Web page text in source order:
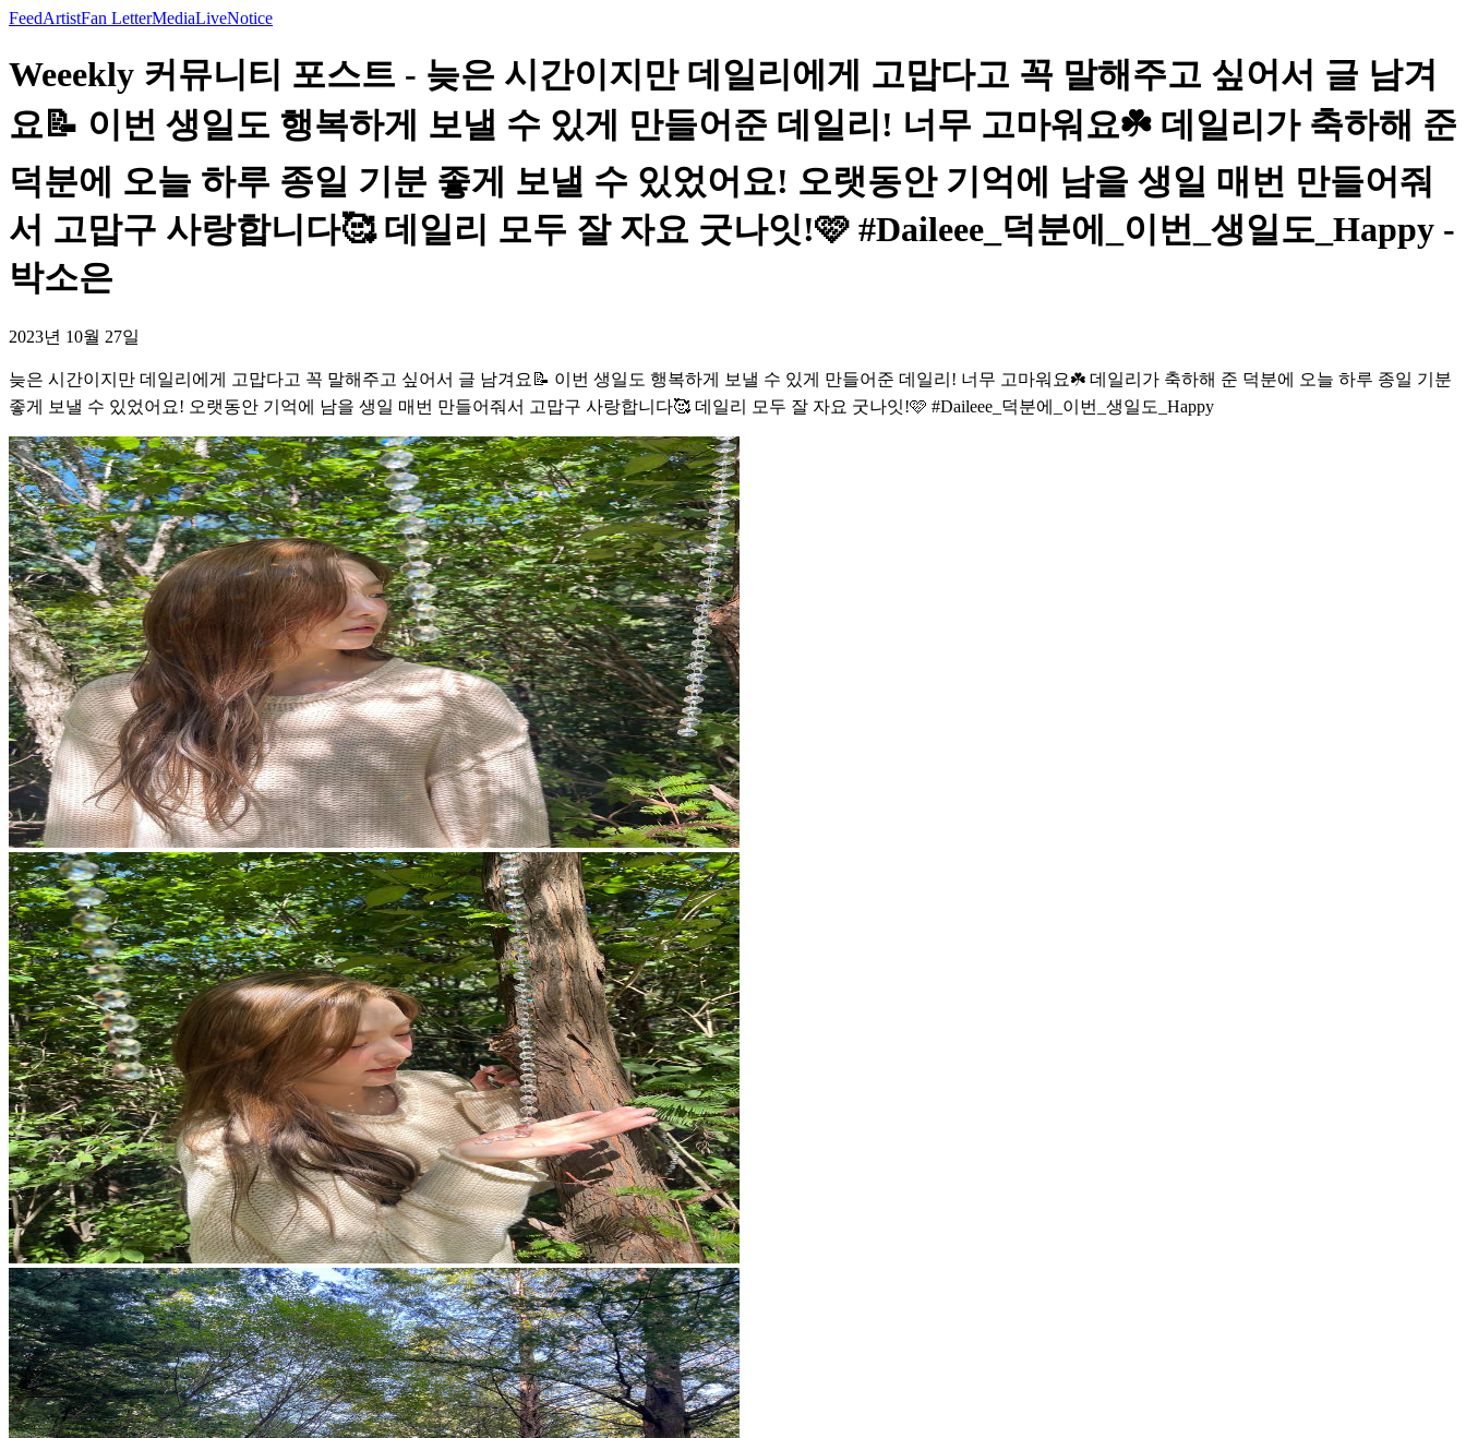
FeedArtistFan LetterMediaLiveNotice
Weeekly 커뮤니티 포스트 - 늦은 시간이지만 데일리에게 고맙다고 꼭 말해주고 싶어서 글 남겨
요📝 이번 생일도 행복하게 보낼 수 있게 만들어준 데일리! 너무 고마워요☘️ 데일리가 축하해 준
덕분에 오늘 하루 종일 기분 좋게 보낼 수 있었어요! 오랫동안 기억에 남을 생일 매번 만들어줘
서 고맙구 사랑합니다🥰 데일리 모두 잘 자요 굿나잇!🩷 #Daileee_덕분에_이번_생일도_Happy -
박소은
2023년 10월 27일
늦은 시간이지만 데일리에게 고맙다고 꼭 말해주고 싶어서 글 남겨요📝 이번 생일도 행복하게 보낼 수 있게 만들어준 데일리! 너무 고마워요☘️ 데일리가 축하해 준 덕분에 오늘 하루 종일 기분
좋게 보낼 수 있었어요! 오랫동안 기억에 남을 생일 매번 만들어줘서 고맙구 사랑합니다🥰 데일리 모두 잘 자요 굿나잇!🩷 #Daileee_덕분에_이번_생일도_Happy